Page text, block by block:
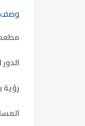
وصف
الدور
رؤية
المساحة